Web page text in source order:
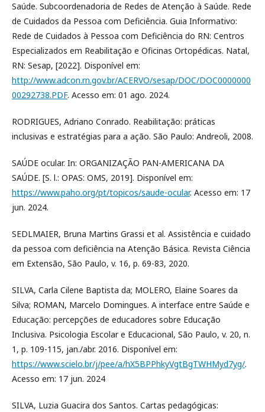
Saúde. Subcoordenadoria de Redes de Atenção à Saúde. Rede
de Cuidados da Pessoa com Deficiência. Guia Informativo:
Rede de Cuidados à Pessoa com Deficiência do RN: Centros
Especializados em Reabilitação e Oficinas Ortopédicas. Natal,
RN: Sesap, [2022]. Disponível em:
http://www.adcon.rn.gov.br/ACERVO/sesap/DOC/DOC0000000
00292738.PDF. Acesso em: 01 ago. 2024.
RODRIGUES, Adriano Conrado. Reabilitação: práticas
inclusivas e estratégias para a ação. São Paulo: Andreoli, 2008.
SAÚDE ocular. In: ORGANIZAÇÃO PAN-AMERICANA DA
SAÚDE. [S. l.: OPAS: OMS, 2019]. Disponível em:
https://www.paho.org/pt/topicos/saude-ocular. Acesso em: 17
jun. 2024.
SEDLMAIER, Bruna Martins Grassi et al. Assistência e cuidado
da pessoa com deficiência na Atenção Básica. Revista Ciência
em Extensão, São Paulo, v. 16, p. 69-83, 2020.
SILVA, Carla Cilene Baptista da; MOLERO, Elaine Soares da
Silva; ROMAN, Marcelo Domingues. A interface entre Saúde e
Educação: percepções de educadores sobre Educação
Inclusiva. Psicologia Escolar e Educacional, São Paulo, v. 20, n.
1, p. 109-115, jan./abr. 2016. Disponível em:
https://www.scielo.br/j/pee/a/hX5BPPhkyVgtBgTWHMyd7yg/.
Acesso em: 17 jun. 2024
SILVA, Luzia Guacira dos Santos. Cartas pedagógicas: